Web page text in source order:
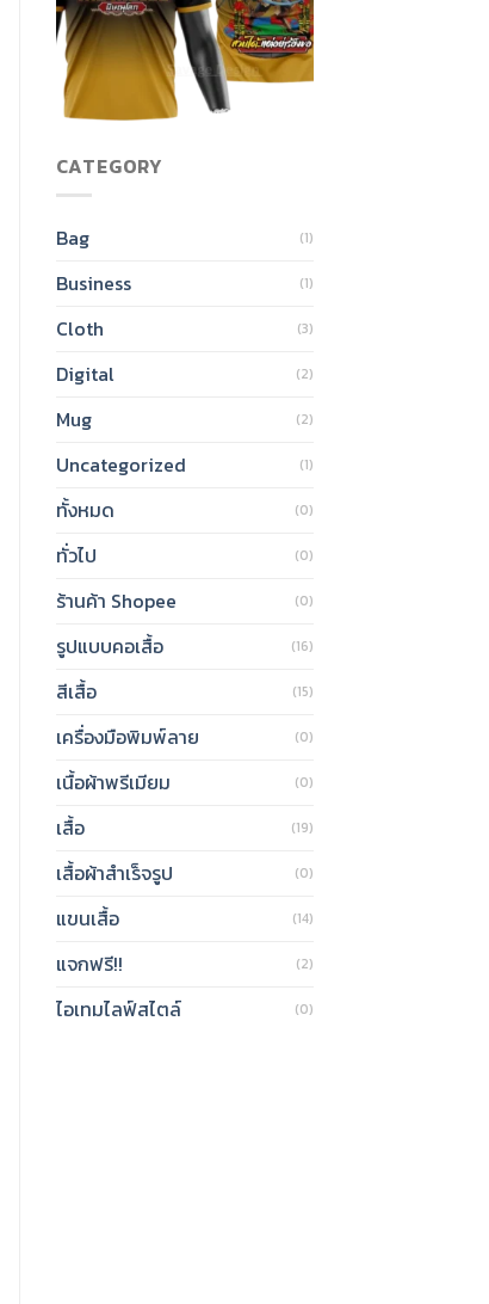
CATEGORY
Bag (1)
Business (1)
Cloth (3)
Digital (2)
Mug (2)
Uncategorized (1)
ทั้งหมด (0)
ทั่วไป (0)
ร้านค้า Shopee (0)
รูปแบบคอเสื้อ (16)
สีเสื้อ (15)
เครื่องมือพิมพ์ลาย (0)
เนื้อผ้าพรีเมียม (0)
เสื้อ (19)
เสื้อผ้าสำเร็จรูป (0)
แขนเสื้อ (14)
แจกฟรี!! (2)
ไอเทมไลฟ์สไตล์ (0)